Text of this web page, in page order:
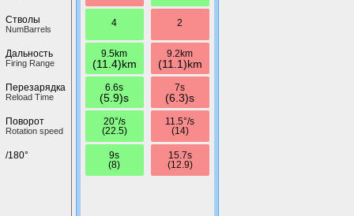
Стволы
NumBarrels
Дальность
Firing Range
Перезарядка
Reload Time
Поворот
Rotation speed
/180°
4
9.5km
(11.4)km
6.6s
(5.9)s
20°/s
(22.5)
9s
(8)
2
9.2km
(11.1)km
7s
(6.3)s
11.5°/s
(14)
15.7s
(12.9)